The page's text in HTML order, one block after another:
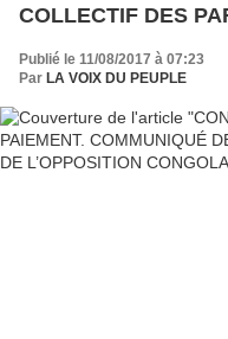
COLLECTIF DES
CONGOLAISE
Publié le 11/08/2017 à 07:23
Par LA VOIX DU PEUPLE